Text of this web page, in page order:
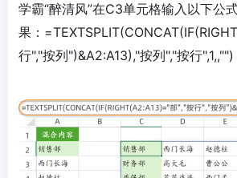
学霸“醉清风”在C3单元格输入以下公
果：
行","按列")&A2:A13),"按列","按行",1,,"")